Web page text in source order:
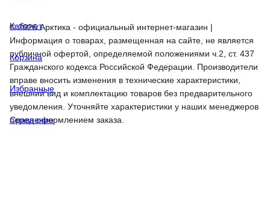
© 2026 Арктика - официальный интернет-магазин |
Информация о товарах, размещенная на сайте, не является
публичной офертой, определяемой положениями ч.2, ст. 437
Гражданского кодекса Российской Федерации. Производители
вправе вносить изменения в технические характеристики,
внешний вид и комплектацию товаров без предварительного
уведомления. Уточняйте характеристики у наших менеджеров
перед оформлением заказа.
Кабинет
Корзина
Избранные
Сравнение